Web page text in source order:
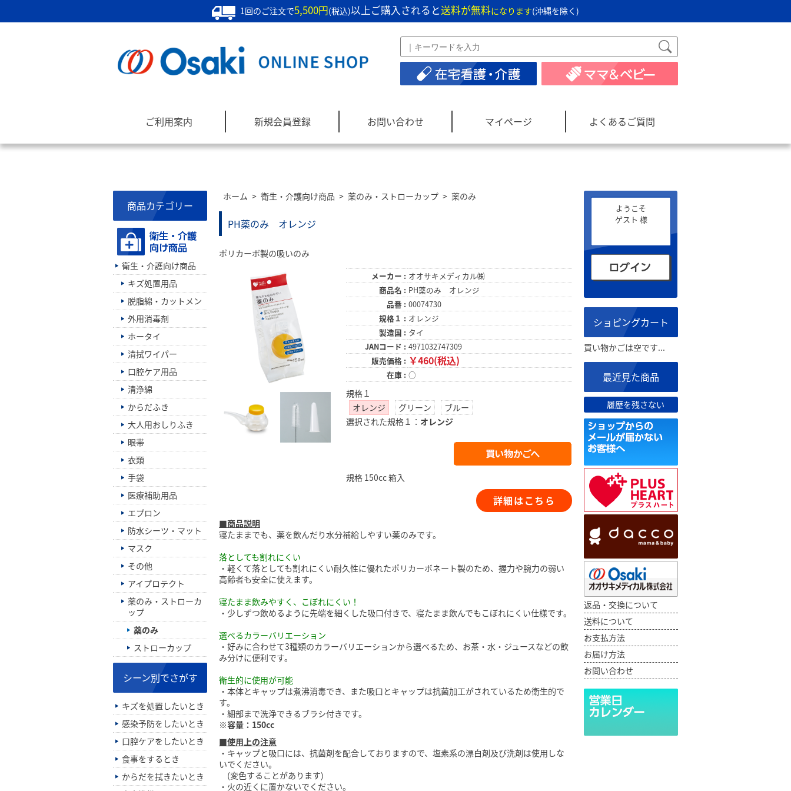
1回のご注文で5,500円(税込)以上ご購入されると送料が無料になります(沖縄を除く)
ご利用案内 新規会員登録 お問い合わせ マイページ よくあるご質問
ホーム > 衛生・介護向け商品 > 薬のみ・ストローカップ > 薬のみ
PH薬のみ オレンジ
ポリカーボ製の吸いのみ
メーカー : オオサキメディカル㈱
商品名 : PH薬のみ オレンジ
品番 : 00074730
規格１ : オレンジ
製造国 : タイ
JANコード : 4971032747309
販売価格 : ￥460(税込)
在庫 : ○
規格１
オレンジ
グリーン
ブルー
選択された規格１： オレンジ
規格 150cc 箱入
詳細はこちら
■商品説明
寝たままでも、薬を飲んだり水分補給しやすい薬のみです。
落としても割れにくい
・軽くて落としても割れにくい耐久性に優れたポリカーボネート製のため、握力や腕力の弱い
高齢者も安全に使えます。
寝たまま飲みやすく、こぼれにくい！
・少しずつ飲めるように先端を細くした吸口付きで、寝たまま飲んでもこぼれにくい仕様です。
選べるカラーバリエーション
・好みに合わせて3種類のカラーバリエーションから選べるため、お茶・水・ジュースなどの飲
み分けに便利です。
衛生的に使用が可能
・本体とキャップは煮沸消毒でき、また吸口とキャップは抗菌加工がされているため衛生的で
す。
・細部まで洗浄できるブラシ付きです。
※容量：150cc
■使用上の注意
・キャップと吸口には、抗菌剤を配合しておりますので、塩素系の漂白剤及び洗剤は使用しな
いでください。
(変色することがあります)
・火の近くに置かないでください。
商品カテゴリー
衛生・介護向け商品
キズ処置用品
脱脂綿・カットメン
外用消毒剤
ホータイ
清拭ワイパー
口腔ケア用品
清浄綿
からだふき
大人用おしりふき
眼帯
衣類
手袋
医療補助用品
エプロン
防水シーツ・マット
マスク
その他
アイプロテクト
薬のみ・ストローカ
ップ
薬のみ
ストローカップ
シーン別でさがす
キズを処置したいとき
感染予防をしたいとき
口腔ケアをしたいとき
食事をするとき
からだを拭きたいとき
ようこそ
ゲスト 様
ショピングカート
買い物かごは空です...
最近見た商品
履歴を残さない
返品・交換について
送料について
お支払方法
お届け方法
お問い合わせ